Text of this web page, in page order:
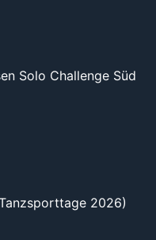
Solo Challenge Süd
2026)